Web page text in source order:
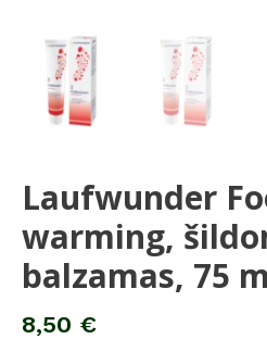
Laufwunder
warming,
balzamas, 75
8,50 €